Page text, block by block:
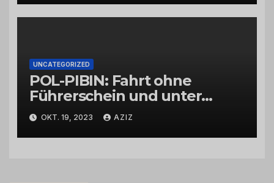
UNCATEGORIZED
POL-PIBIN: Fahrt ohne
Führerschein und unter
Einfluss von Drogen
OKT. 19, 2023 AZIZ